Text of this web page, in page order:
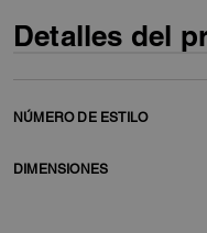
Detalles del
NÚMERO DE ESTILO
DIMENSIONES